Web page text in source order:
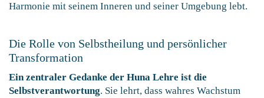
Harmonie mit seinem Inneren und seiner Umgebung lebt.
Die Rolle von Selbstheilung und persönlicher
Transformation
Ein zentraler Gedanke der Huna Lehre ist die
Selbstverantwortung. Sie lehrt, dass wahres Wachstum